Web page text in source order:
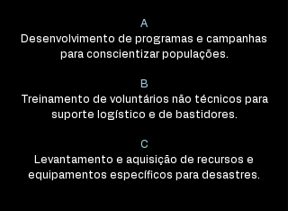
A
Desenvolvimento de programas e campanhas
para conscientizar populações.
B
Treinamento de voluntários não técnicos para
suporte logístico e de bastidores.
C
Levantamento e aquisição de recursos e
equipamentos específicos para desastres.